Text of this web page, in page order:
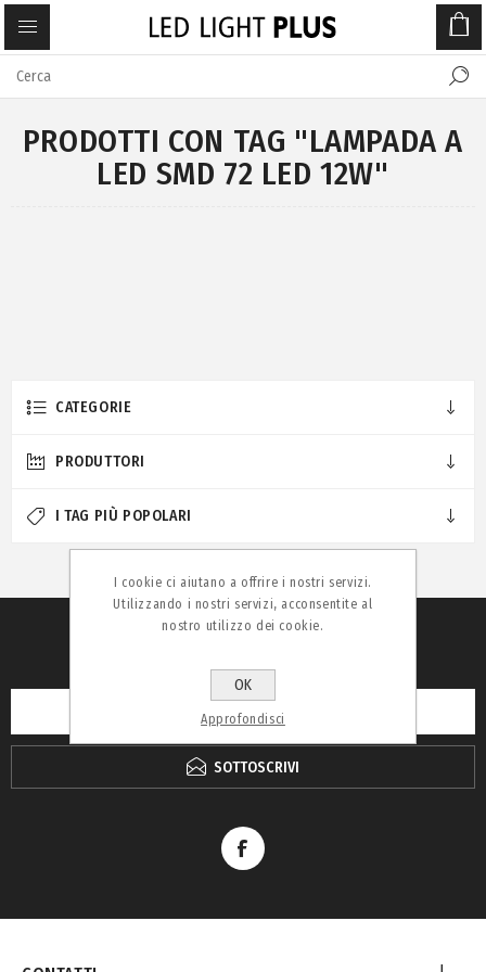
PRODOTTI CON TAG "LAMPADA A
LED SMD 72 LED 12W"
CATEGORIE
PRODUTTORI
I TAG PIÙ POPOLARI
SOTTOSCRIVI
I cookie ci aiutano a offrire i nostri servizi.
Utilizzando i nostri servizi, acconsentite al
nostro utilizzo dei cookie.
OK
Approfondisci